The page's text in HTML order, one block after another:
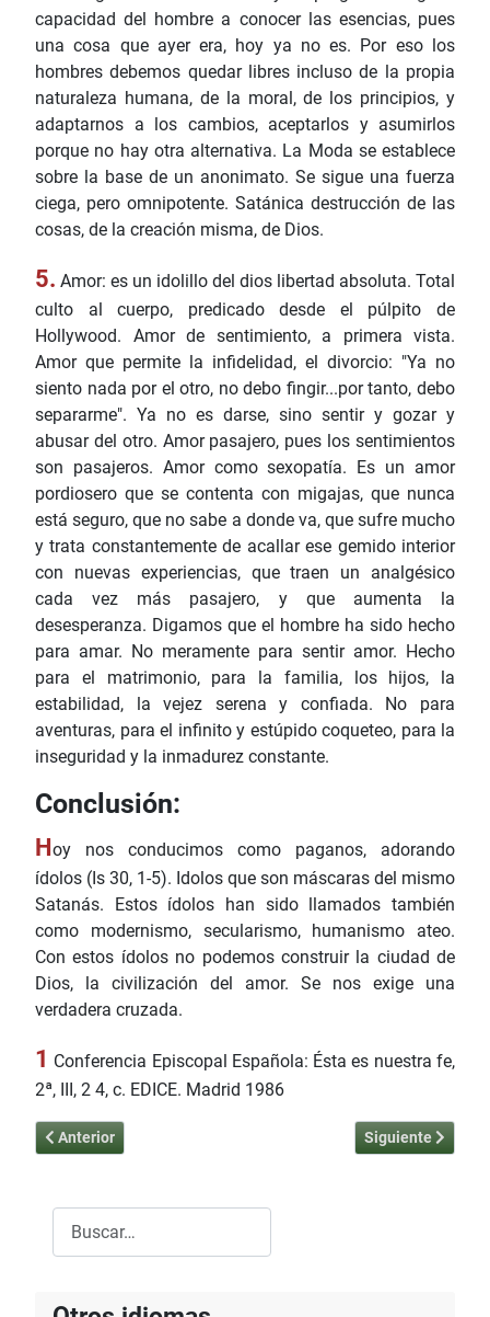
capacidad del hombre a conocer las esencias, pues
una cosa que ayer era, hoy ya no es. Por eso los
hombres debemos quedar libres incluso de la propia
naturaleza humana, de la moral, de los principios, y
adaptarnos a los cambios, aceptarlos y asumirlos
porque no hay otra alternativa. La Moda se establece
sobre la base de un anonimato. Se sigue una fuerza
ciega, pero omnipotente. Satánica destrucción de las
cosas, de la creación misma, de Dios.
5. Amor: es un idolillo del dios libertad absoluta. Total
culto al cuerpo, predicado desde el púlpito de
Hollywood. Amor de sentimiento, a primera vista.
Amor que permite la infidelidad, el divorcio: "Ya no
siento nada por el otro, no debo fingir...por tanto, debo
separarme". Ya no es darse, sino sentir y gozar y
abusar del otro. Amor pasajero, pues los sentimientos
son pasajeros. Amor como sexopatía. Es un amor
pordiosero que se contenta con migajas, que nunca
está seguro, que no sabe a donde va, que sufre mucho
y trata constantemente de acallar ese gemido interior
con nuevas experiencias, que traen un analgésico
cada vez más pasajero, y que aumenta la
desesperanza. Digamos que el hombre ha sido hecho
para amar. No meramente para sentir amor. Hecho
para el matrimonio, para la familia, los hijos, la
estabilidad, la vejez serena y confiada. No para
aventuras, para el infinito y estúpido coqueteo, para la
inseguridad y la inmadurez constante.
Conclusión:
Hoy nos conducimos como paganos, adorando
ídolos (Is 30, 1-5). Idolos que son máscaras del mismo
Satanás. Estos ídolos han sido llamados también
como modernismo, secularismo, humanismo ateo.
Con estos ídolos no podemos construir la ciudad de
Dios, la civilización del amor. Se nos exige una
verdadera cruzada.
1 Conferencia Episcopal Española: Ésta es nuestra fe,
2ª, III, 2 4, c. EDICE. Madrid 1986
Artículo anterior: Una nueva concepción de la economía - El
Anterior Artículo
Siguiente